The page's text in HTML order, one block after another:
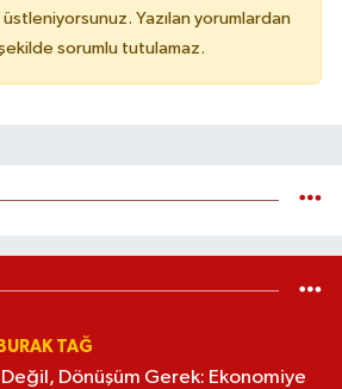
Yazılan yorumlardan
sorumlu tutulamaz.
TAĞ
Değil, Dönüşüm Gerek: Ekonomiye